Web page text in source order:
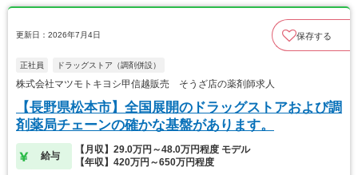
更新日：2026年7月4日 保存する
正社員 ドラッグストア（調剤併設）
株式会社マツモトキヨシ甲信越販売 そうざ店の薬剤師求人
【長野県松本市】全国展開のドラッグストアおよび調
剤薬局チェーンの確かな基盤があります。
給与
【月収】29.0万円～48.0万円程度 モデル
【年収】420万円～650万円程度